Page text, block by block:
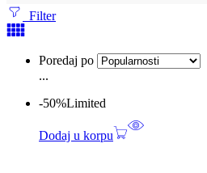
Filter
Poredaj po
...
-50%Limited
Dodaj u korpu